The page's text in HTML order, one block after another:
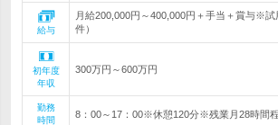
給与
月給200,000円～400,000円＋手当＋賞与※
件）
初年度
年収
300万円～600万円
勤務
時間
8：00～17：00※休憩120分※残業月28時間